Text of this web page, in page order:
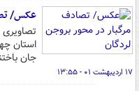
عکس/
استان
جان
۱۷ اردیبهشت ۰۱ - ۱۳:۵۵